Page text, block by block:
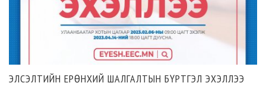
ЭЛСЭЛТИЙН ЕРӨНХИЙ ШАЛГАЛТЫН БҮРТГЭЛ ЭХЭЛЛЭЭ